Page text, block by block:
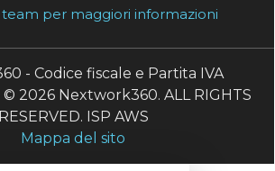
per maggiori informazioni
- Codice fiscale e Partita IVA
© 2026 Nextwork360. ALL RIGHTS
RESERVED. ISP AWS
Mappa del sito